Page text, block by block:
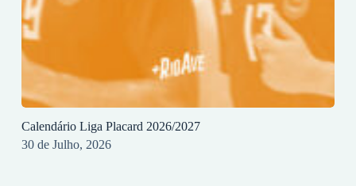
Calendário Liga Placard 2026/2027
30 de Julho, 2026